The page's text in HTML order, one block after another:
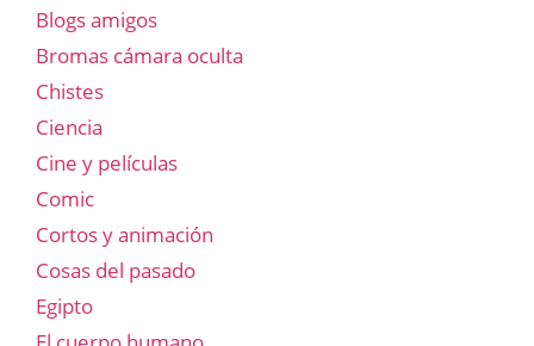
Blogs amigos
Bromas cámara oculta
Chistes
Ciencia
Cine y películas
Comic
Cortos y animación
Cosas del pasado
Egipto